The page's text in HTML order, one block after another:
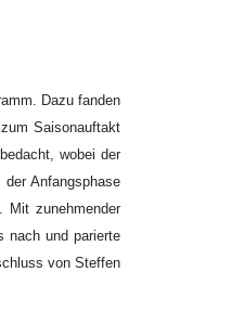
Dazu fanden
Saisonauftakt
wobei der
Anfangsphase
Mit zunehmender
nach und parierte
von Steffen